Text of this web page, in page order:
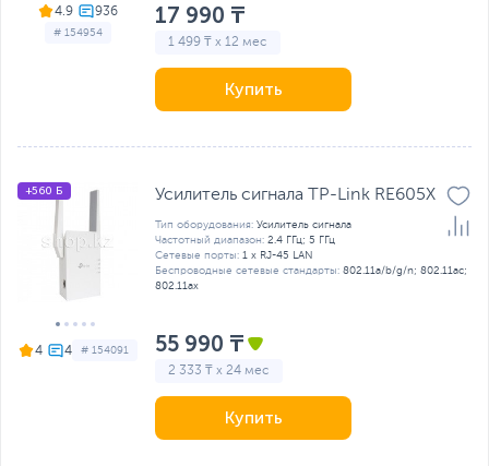
4.9
# 154954
17 990 ₸
1 499 ₸ x 12 мес
Купить
4 # 154091
+560 Б Усилитель сигнала TP-Link RE605X
Тип оборудования: Усилитель сигнала
Частотный диапазон: 2.4 ГГц; 5 ГГц
Сетевые порты: 1 x RJ-45 LAN
Беспроводные сетевые стандарты: 802.11a/b/g/n; 802.11ac;
802.11ax
55 990 ₸
2 333 ₸ x 24 мес
Купить